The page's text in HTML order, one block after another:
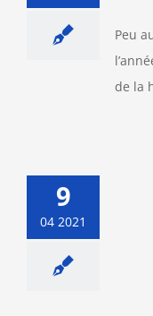
Peu
de la
9
04 2021